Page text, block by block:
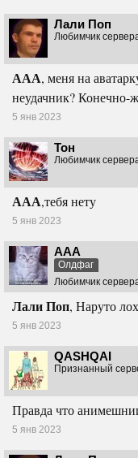
Лали Поп
Любимчик
ААА, меня на
неудачник? Конечно-
5 янв 2023
Тон
Любимчик
ААА,тебя нету
5 янв 2023
ААА
Олдфаг
Любимчик
Лали Поп, Наруто
5 янв 2023
QASHQAI
Признанный
Правда что
5 янв 2023